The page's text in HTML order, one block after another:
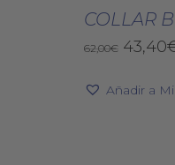
tieneCOLLAR
62,00€ El
43,40
Añadir a